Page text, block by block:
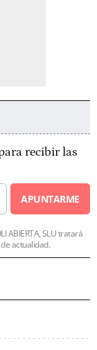
recibir las
APUNTARME
ABIERTA, SLU tratará
actualidad.